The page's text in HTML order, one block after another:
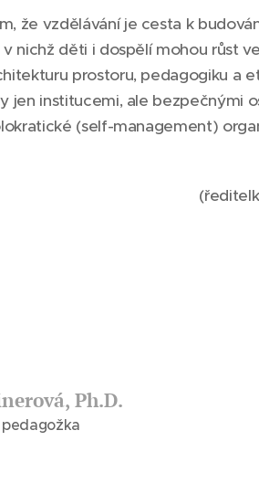
že vzdělávání je cesta k
v nichž děti i dospělí mohou růst
prostoru, pedagogiku a
jen institucemi, ale bezpečnými
(self-management)
Ph.D.